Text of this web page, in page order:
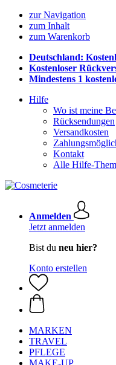
zur Navigation
zum Inhalt
zum Warenkorb
Deutschland:
Kostenloser
Mindestens 1
Hilfe
Wo ist meine
Rücksendungen
Versandkosten
Kontakt
Alle Hilfe-
Anmelden
Jetzt anmelden
Bist du neu hier?
Konto erstellen
MARKEN
TRAVEL
PFLEGE
MAKE-UP